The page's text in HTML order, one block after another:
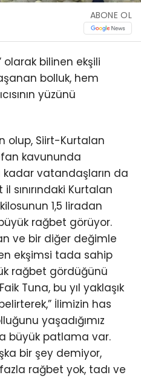
ABONE OL
olarak bilinen ekşili
bolluk, hem
yüzünü
olup, Siirt-Kurtalan
kavununda
kadar vatandaşların da
sınırındaki Kurtalan
1,5 liradan
rağbet görüyor.
ve bir diğer değimle
ekşimsi tada sahip
rağbet gördüğünü
Tuna, bu yıl yaklaşık
İlimizin has
yaşadığımız
büyük patlama var.
bir şey demiyor,
rağbet yok, tadı ve